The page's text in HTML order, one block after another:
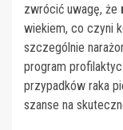
zwrócić uwagę, że
wiekiem, co czyni
szczególnie
program
przypadków raka
szanse na